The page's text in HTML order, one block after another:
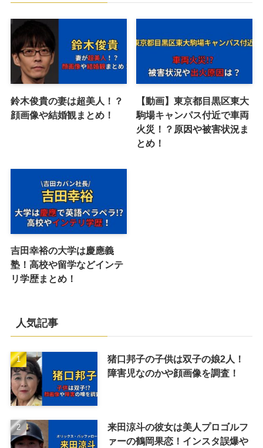
鈴木俊貴の妻は超美人！？
顔画像や結婚観まとめ！
【動画】東京都目黒区東大
駒場キャンパス付近で車両
火災！？原因や被害状況ま
とめ！
吉田幸裕の大学は慶應義
塾！高校や留学などインテ
リ学歴まとめ！
人気記事
猪口邦子の子供は双子の娘2人！
障害児なのかや顔画像を調査！
来田涼斗の彼女は美人プロゴルフ
ァーの鶴岡果恋！インスタ誤爆や